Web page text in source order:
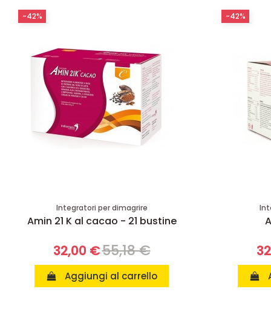
Integratori per dimagrire
Amin 21 K al cacao - 21 bustine
32,00 €55,18 €
Aggiungi al carrello
-42% -42%